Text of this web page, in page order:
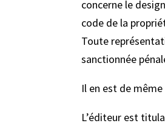
concerne le
code de la
Toute
sanctionnée
Il en est de
L’éditeur est